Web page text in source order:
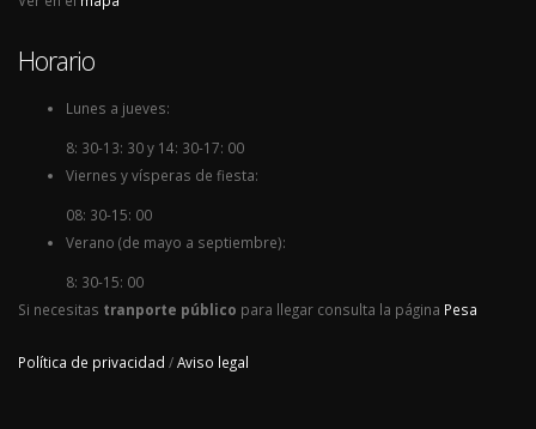
Horario
Lunes a jueves:
8: 30-13: 30 y 14: 30-17: 00
Viernes y vísperas de fiesta:
08: 30-15: 00
Verano (de mayo a septiembre):
8: 30-15: 00
Si necesitas tranporte público para llegar consulta la página Pesa
Política de privacidad /Aviso legal